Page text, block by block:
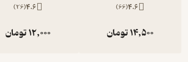
4.6
(
66
)
14,500تومان
4.6
(
26
)
12,000تومان